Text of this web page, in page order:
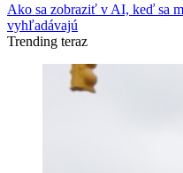
Ako sa zobraziť v AI, keď sa
vyhľadávajú
Trending teraz